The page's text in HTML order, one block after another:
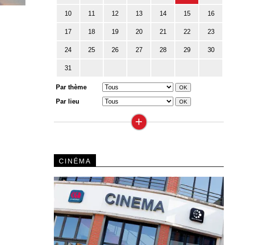
10 11 12 13 14 15 16
17 18 19 20 21 22 23
24 25 26 27 28 29 30
31
Par thème
Par lieu
+
CINÉMA